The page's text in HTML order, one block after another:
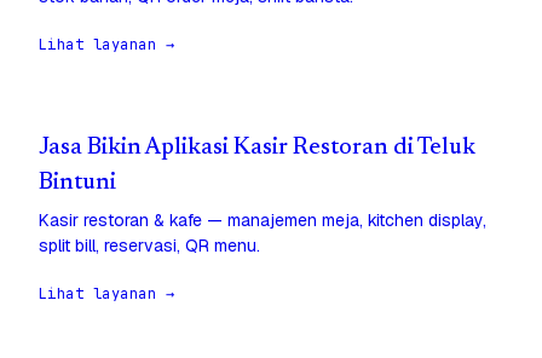
Lihat layanan →
Jasa Bikin Aplikasi Kasir Restoran di Teluk
Bintuni
Kasir restoran & kafe — manajemen meja, kitchen display,
split bill, reservasi, QR menu.
Lihat layanan →